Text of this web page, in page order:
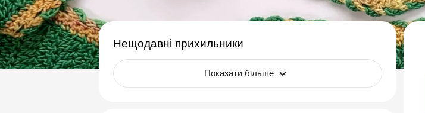
Нещодавні прихильники
Показати більше